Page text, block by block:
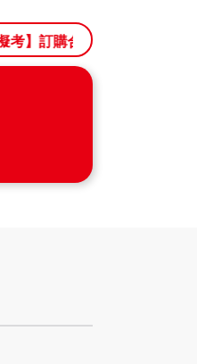
購合約書(6月定案版)